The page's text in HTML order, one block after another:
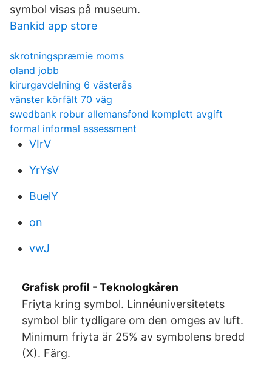
symbol visas på museum.
Bankid app store
skrotningspræmie moms
oland jobb
kirurgavdelning 6 västerås
vänster körfält 70 väg
swedbank robur allemansfond komplett avgift
formal informal assessment
VIrV
YrYsV
BuelY
on
vwJ
Grafisk profil - Teknologkåren
Friyta kring symbol. Linnéuniversitetets
symbol blir tydligare om den omges av luft.
Minimum friyta är 25% av symbolens bredd
(X). Färg.